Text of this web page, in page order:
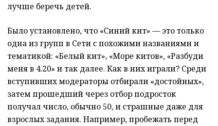
лучше беречь детей.
Было установлено, что «Синий кит» — это только
одна из групп в Сети с похожими названиями и
тематикой: «Белый кит», «Море китов», «Разбуди
меня в 4.20» и так далее. Как в них играли? Среди
вступивших модераторы отбирали «достойных»,
затем прошедший через отбор подросток
получал число, обычно 50, и страшные даже для
взрослых задания. Например, пробежать перед